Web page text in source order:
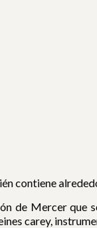
contiene
de Mercer que
carey,